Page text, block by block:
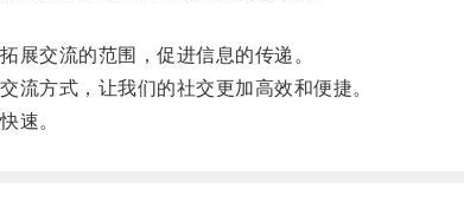
交流的范围，促进信息的传递。
方式，让我们的社交更加高效和便捷。
速。